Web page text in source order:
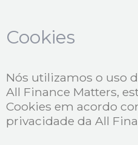
Cookies
Nós utilizamos o uso
All Finance Matters,
Cookies em acordo
privacidade da All